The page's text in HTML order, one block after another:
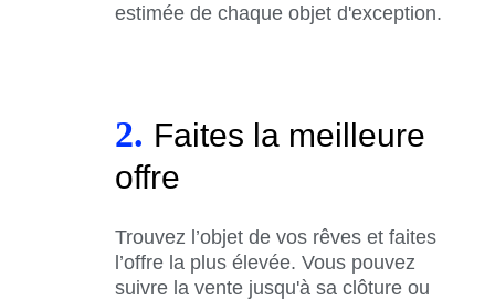
estimée de chaque objet d'exception.
2. Faites la meilleure
offre
Trouvez l’objet de vos rêves et faites
l’offre la plus élevée. Vous pouvez
suivre la vente jusqu'à sa clôture ou